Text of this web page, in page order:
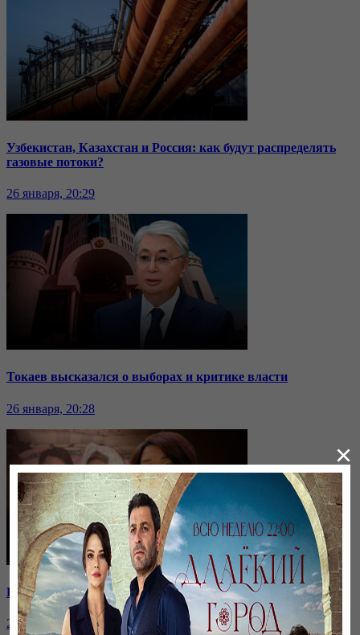
Узбекистан, Казахстан и Россия: как будут распределять
газовые потоки?
26 января, 20:29
Токаев высказался о выборах и критике власти
26 января, 20:28
Ранние браки в Казахстане: нужен ли закон о запрете?
26 января, 20:28
×